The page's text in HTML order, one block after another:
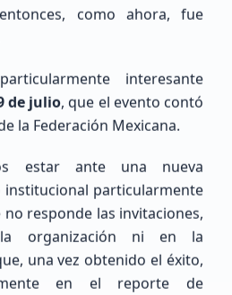
De La Torre
Indicativo
México, Naucalpan de Juárez
como ahora, fue
interesante
de julio, que el evento contó
la Federación Mexicana.
estar ante una nueva
institucional particularmente
responde las invitaciones,
organización ni en la
una vez obtenido el éxito,
en el reporte de